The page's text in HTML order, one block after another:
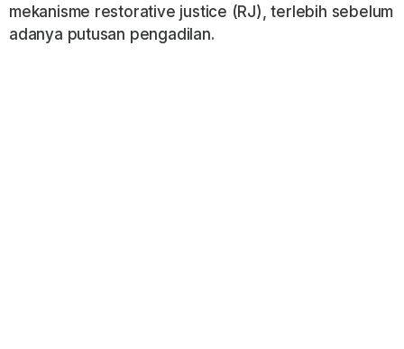
mekanisme restorative justice (RJ), terlebih sebelum
adanya putusan pengadilan.